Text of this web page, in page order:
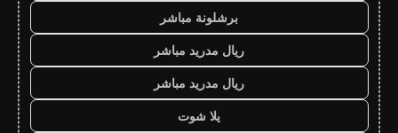
برشلونة مباشر
ريال مدريد مباشر
ريال مدريد مباشر
يلا شوت